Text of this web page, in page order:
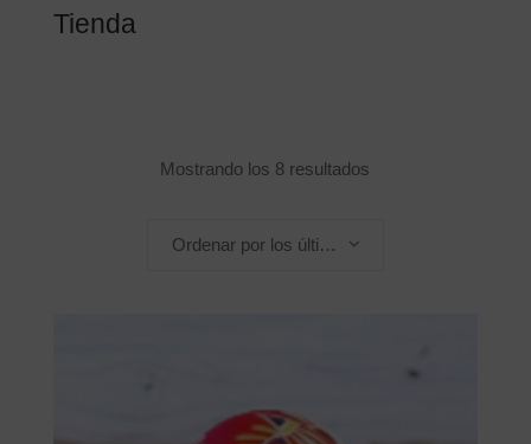
Tienda
Mostrando los 8 resultados
Ordenar por los últimos